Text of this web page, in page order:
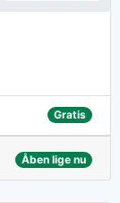
Gratis
Åben lige nu